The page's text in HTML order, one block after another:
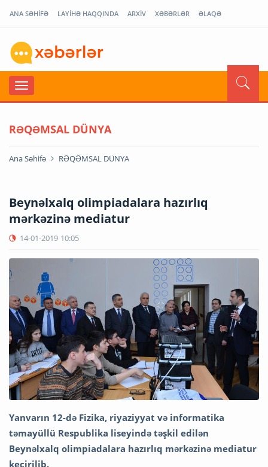
ANA SƏHİFƏ LAYİHƏ HAQQINDA ARXİV XƏBƏRLƏR ƏLAQƏ
RƏQƏMSAL DÜNYA
Ana Səhifə RƏQƏMSAL DÜNYA
Beynəlxalq olimpiadalara hazırlıq
mərkəzinə mediatur
14-01-2019 10:05
Yanvarın 12-də Fizika, riyaziyyat və informatika
təmayüllü Respublika liseyində təşkil edilən
Beynəlxalq olimpiadalara hazırlıq mərkəzinə mediatur
keçirilib.